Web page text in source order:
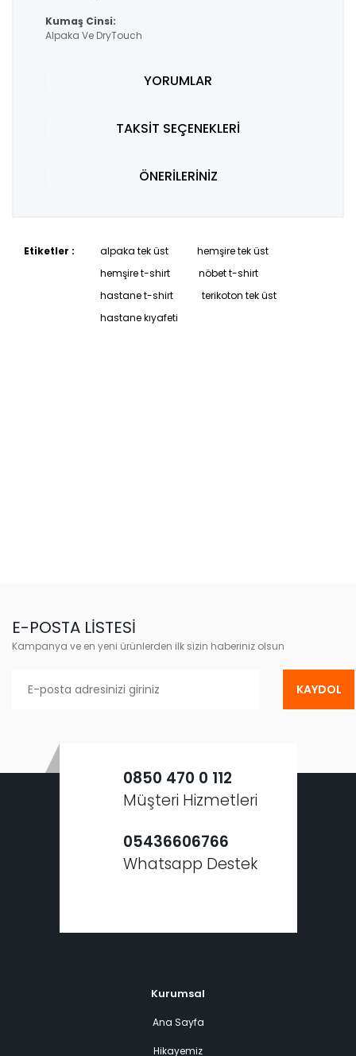
Kumaş Cinsi:
Alpaka Ve DryTouch
YORUMLAR
TAKSİT SEÇENEKLERİ
ÖNERİLERİNİZ
Etiketler : alpaka tek üst
hemşire tek üst
hemşire t-shirt
nöbet t-shirt
hastane t-shirt
terikoton tek üst
hastane kıyafeti
E-POSTA LİSTESİ
Kampanya ve en yeni ürünlerden ilk sizin haberiniz olsun
KAYDOL
0850 470 0 112
Müşteri Hizmetleri
05436606766
Whatsapp Destek
Kurumsal
Ana Sayfa
Hikayemiz